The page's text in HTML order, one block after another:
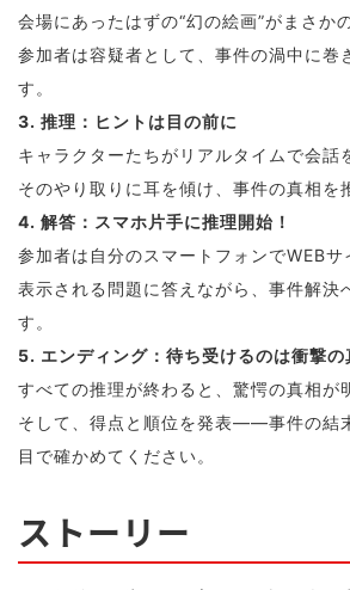
会場にあったはずの“幻の絵画”がまさか
参加者は容疑者として、事件の渦中に巻
す。
3. 推理：ヒントは目の前に
キャラクターたちがリアルタイムで会話
そのやり取りに耳を傾け、事件の真相を
4. 解答：スマホ片手に推理開始！
参加者は自分のスマートフォンでWEBサ
表示される問題に答えながら、事件解決
す。
5. エンディング：待ち受けるのは衝撃の
すべての推理が終わると、驚愕の真相が
そして、得点と順位を発表――事件の結
目で確かめてください。
ストーリー